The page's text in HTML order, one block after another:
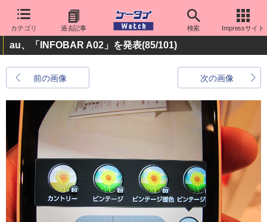
カテゴリ 過去記事 検索 Impressサイト
au、「INFOBAR A02」を発表(85/101)
前の画像 次の画像